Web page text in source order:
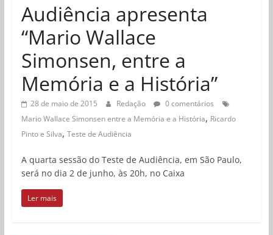
Audiência apresenta
“Mario Wallace
Simonsen, entre a
Memória e a História”
28 de maio de 2015 Redação
0 comentários
Mario Wallace Simonsen entre a Memória e a História, Ricardo
Pinto e Silva, Teste de Audiência
A quarta sessão do Teste de Audiência, em São Paulo,
será no dia 2 de junho, às 20h, no Caixa
Ler mais